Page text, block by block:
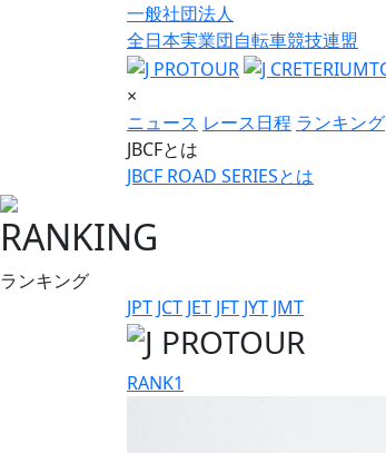
一般社団法人
全日本実業団自転車競技連盟
×
ニュース レース日程 ランキング
JBCFとは
JBCF ROAD SERIESとは
RANKING
ランキング
JPT JCT JET JFT JYT JMT
RANK1